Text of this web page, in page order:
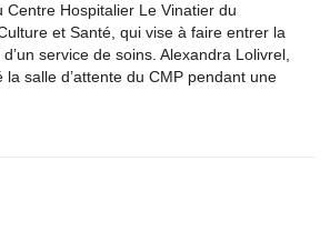
Centre Hospitalier Le Vinatier du
et Santé, qui vise à faire entrer la
service de soins. Alexandra Lolivrel,
la salle d’attente du CMP pendant une